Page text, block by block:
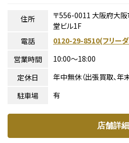
住所
〒556-0011 大阪府大
堂ビル1F
電話
0120-29-8510(フリー
営業時間
10:00〜18:00
定休日
年中無休（出張買取、年
駐車場
有
店舗詳細